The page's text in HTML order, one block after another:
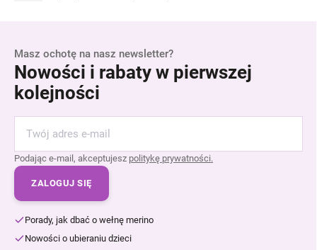
Masz ochotę na nasz newsletter?
Nowości i rabaty w pierwszej
kolejności
Podając e-mail, akceptujesz politykę prywatności.
ZALOGUJ SIĘ
Porady, jak dbać o wełnę merino
Nowości o ubieraniu dzieci